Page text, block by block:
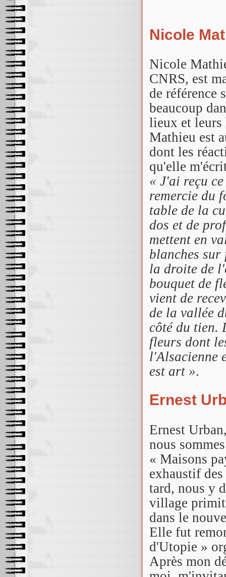
Nicole
Nicole
CNRS, est
de référence
beaucoup
lieux et leurs
Mathieu est
dont les
qu'elle
« J'ai reçu
remercie du
table de la
dos et de
mettent en
blanches sur
la droite de
bouquet de
vient de
de la vallée
côté du tien.
fleurs dont
l'Alsacienne
est art ».
Ernest
Ernest
nous
« Maisons
exhaustif
tard, nous y
village
dans le
Elle fut
d'Utopie »
Après mon